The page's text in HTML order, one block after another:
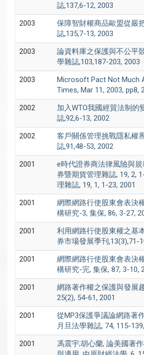
誌,137,6-12, 2003
2003
保障智財權商品歐盟從嚴
誌,135,7-13, 2003
2003
論資料庫之保護與不公平
學雜誌,103,187-203, 2003
2003
Microsoft Pact Not Much
Times, Mar 11, 2003, pp8,
2002
加入WTO我國經貿法制的
誌,92,6-13, 2002
2002
客戶關係管理挑戰隱私權
誌,91,48-53, 2002
2001
e時代證券商法律風險與
券暨期貨管理雜誌, 19, 2,
理雜誌, 19, 1, 1-23, 2001
2001
網際網路行使股東會表決
構研究-3, 集保, 86, 3-27,
2001
利用網路行使股東權之基
券市場發展季刊,13(3),71-
2001
網際網路行使股東會表決
構研究-完, 集保, 87, 3-10,
2001
網路著作權之保護與發展
25(2), 54-61, 2001
2001
從MP3保護爭議論網路著
月旦法學雜誌, 74, 115-
2001
馮震宇;胡心蘭, 論美國著